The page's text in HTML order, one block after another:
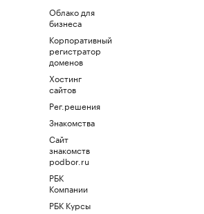
Облако для
бизнеса
Корпоративный
регистратор
доменов
Хостинг
сайтов
Рег.решения
Знакомства
Сайт
знакомств
podbor.ru
РБК
Компании
РБК Курсы